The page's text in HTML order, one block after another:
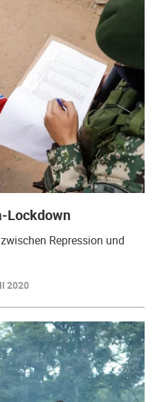
Lockdown
Repression und
2020